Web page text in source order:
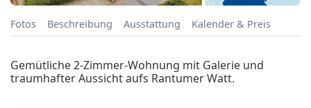
Fotos Beschreibung Ausstattung Kalender & Preis
Gemütliche 2-Zimmer-Wohnung mit Galerie und
traumhafter Aussicht aufs Rantumer Watt.